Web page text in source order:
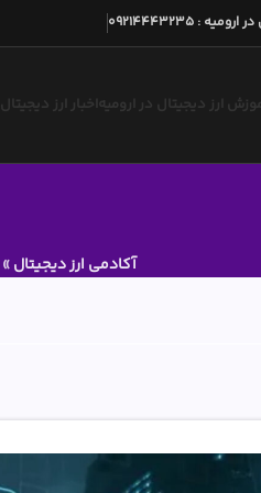
ارومیه :
09214443235
ارز دیجیتال در ارومیه اخبار ارز دیجیتال
آکادمی ارز دیجیتال»